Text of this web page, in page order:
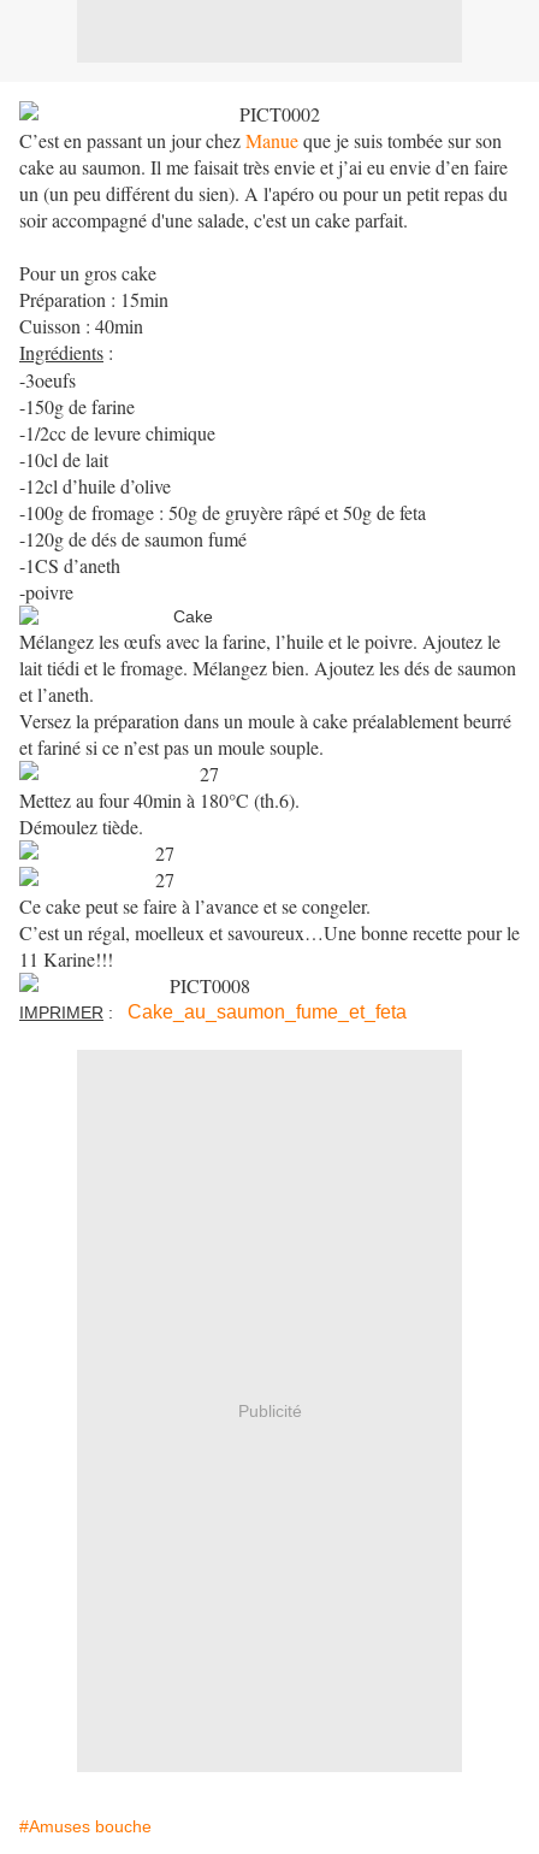
C’est en passant un jour chezManueque je suis tombée sur son
cake au saumon. Il me faisait très envie et j’ai eu envie d’en faire
un (un peu différent du sien). A l'apéro ou pour un petit repas du
soir accompagné d'une salade, c'est un cake parfait.
Pour un gros cake
Préparation : 15min
Cuisson : 40min
Ingrédients :
-3oeufs
-150g de farine
-1/2cc de levure chimique
-10cl de lait
-12cl d’huile d’olive
-100g de fromage : 50g de gruyère râpé et 50g de feta
-120g de dés de saumon fumé
-1CS d’aneth
-poivre
Mélangez les œufs avec la farine, l’huile et le poivre. Ajoutez le
lait tiédi et le fromage. Mélangez bien. Ajoutez les dés de saumon
et l’aneth.
Versez la préparation dans un moule à cake préalablement beurré
et fariné si ce n’est pas un moule souple.
Mettez au four 40min à 180°C (th.6).
Démoulez tiède.
Ce cake peut se faire à l’avance et se congeler.
C’est un régal, moelleux et savoureux…Une bonne recette pour le
11 Karine!!!
IMPRIMER : Cake_au_saumon_fume_et_feta
Publicité
#Amuses bouche